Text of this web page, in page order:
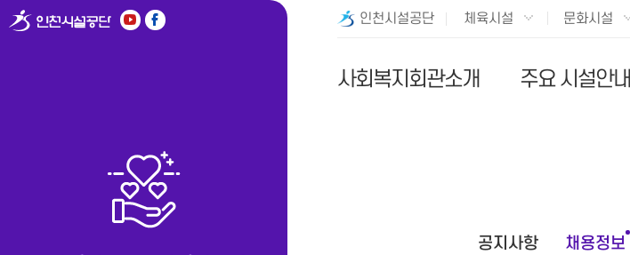
인천시설공단 체육시설 문화시설
사회복지회관소개 주요 시설안내
공지사항 채용정보